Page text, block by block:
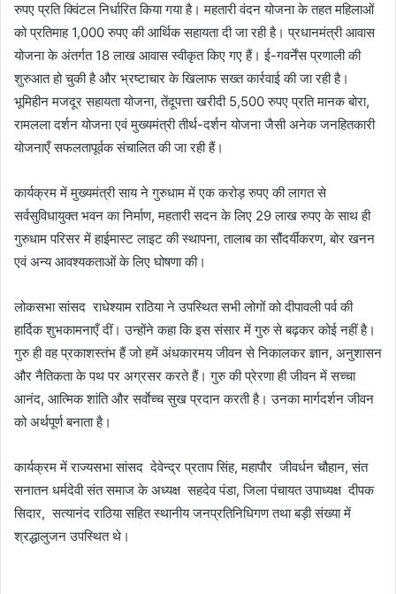
रुपए प्रति क्विंटल निर्धारित किया गया है। महतारी वंदन योजना के तहत महिलाओं
को प्रतिमाह 1,000 रुपए की आर्थिक सहायता दी जा रही है। प्रधानमंत्री आवास
योजना के अंतर्गत 18 लाख आवास स्वीकृत किए गए हैं। ई-गवर्नेंस प्रणाली की
शुरुआत हो चुकी है और भ्रष्टाचार के खिलाफ सख्त कार्रवाई की जा रही है।
भूमिहीन मजदूर सहायता योजना, तेंदूपत्ता खरीदी 5,500 रुपए प्रति मानक बोरा,
रामलला दर्शन योजना एवं मुख्यमंत्री तीर्थ-दर्शन योजना जैसी अनेक जनहितकारी
योजनाएँ सफलतापूर्वक संचालित की जा रही हैं।
कार्यक्रम में मुख्यमंत्री साय ने गुरुधाम में एक करोड़ रुपए की लागत से
सर्वसुविधायुक्त भवन का निर्माण, महतारी सदन के लिए 29 लाख रुपए के साथ ही
गुरुधाम परिसर में हाईमास्ट लाइट की स्थापना, तालाब का सौंदर्यीकरण, बोर खनन
एवं अन्य आवश्यकताओं के लिए घोषणा की।
लोकसभा सांसद राधेश्याम राठिया ने उपस्थित सभी लोगों को दीपावली पर्व की
हार्दिक शुभकामनाएँ दीं। उन्होंने कहा कि इस संसार में गुरु से बढ़कर कोई नहीं है।
गुरु ही वह प्रकाशस्तंभ हैं जो हमें अंधकारमय जीवन से निकालकर ज्ञान, अनुशासन
और नैतिकता के पथ पर अग्रसर करते हैं। गुरु की प्रेरणा ही जीवन में सच्चा
आनंद, आत्मिक शांति और सर्वाेच्च सुख प्रदान करती है। उनका मार्गदर्शन जीवन
को अर्थपूर्ण बनाता है।
कार्यक्रम में राज्यसभा सांसद देवेन्द्र प्रताप सिंह, महापौर जीवर्धन चौहान, संत
सनातन धर्मदेवी संत समाज के अध्यक्ष सहदेव पंडा, जिला पंचायत उपाध्यक्ष दीपक
सिदार, सत्यानंद राठिया सहित स्थानीय जनप्रतिनिधिगण तथा बड़ी संख्या में
श्रद्धालुजन उपस्थित थे।